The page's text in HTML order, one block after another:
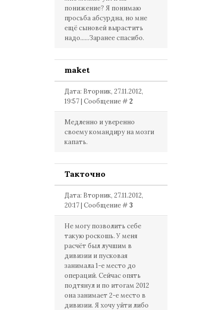
понижение? Я понимаю
просьба абсурдна, но мне
ещё сыновей вырастить
надо......Заранее спасибо.
maket
Дата: Вторник, 27.11.2012,
19:57 | Сообщение #2
Медленно и уверенно
своему командиру на мозги
капать.
Такточно
Дата: Вторник, 27.11.2012,
20:17 | Сообщение #3
Не могу позволить себе
такую роскошь. У меня
расчёт был лучшим в
дивизии и пусковая
занимала 1-е место до
операций. Сейчас опять
подтянул и по итогам 2012
она занимает 2-е место в
дивизии. Я хочу уйти либо